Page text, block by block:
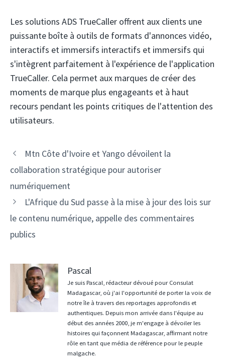
Les solutions ADS TrueCaller offrent aux clients une
puissante boîte à outils de formats d'annonces vidéo,
interactifs et immersifs interactifs et immersifs qui
s'intègrent parfaitement à l'expérience de l'application
TrueCaller. Cela permet aux marques de créer des
moments de marque plus engageants et à haut
recours pendant les points critiques de l'attention des
utilisateurs.
Navigation
des
articles
Mtn Côte d'Ivoire et Yango dévoilent la
collaboration stratégique pour autoriser
numériquement
L'Afrique du Sud passe à la mise à jour des lois sur
le contenu numérique, appelle des commentaires
publics
Pascal
Je suis Pascal, rédacteur dévoué pour Consulat
Madagascar, où j'ai l'opportunité de porter la voix de
notre île à travers des reportages approfondis et
authentiques. Depuis mon arrivée dans l'équipe au
début des années 2000, je m'engage à dévoiler les
histoires qui façonnent Madagascar, affirmant notre
rôle en tant que média de référence pour le peuple
malgache.